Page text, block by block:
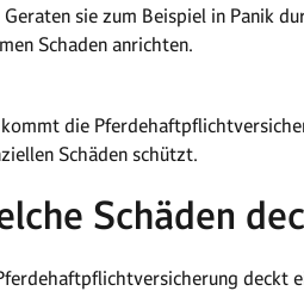
Geraten sie zum Beispiel in Panik
Schaden anrichten.
die
Schäden schützt.
Schäden
deckt